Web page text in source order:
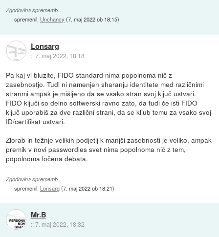
Zgodovina sprememb…
spremenil: Unchancy (7. maj 2022 ob 18:15)
Lonsarg
::7. maj 2022, 18:18
Pa kaj vi bluzite, FIDO standard nima popolnoma nič z
zasebnostjo. Tudi ni namenjen sharanju identitete med različnimi
stranmi ampak je mišljeno da se vsako stran svoj ključ ustvari.
FIDO ključi so delno softwerski ravno zato, da tudi če isti FIDO
ključ uporabiš za dve različni strani, da se kljub temu za vsako svoj
ID/certifikat ustvari.
Zlorab in težnje velikih podjetij k manjši zasebnosti je veliko, ampak
premik v novi passwordles svet nima popolnoma nič z tem,
popolnoma ločena debata.
Zgodovina sprememb…
spremenil: Lonsarg(7. maj 2022 ob 18:21)
Mr.B
::7. maj 2022, 18:32